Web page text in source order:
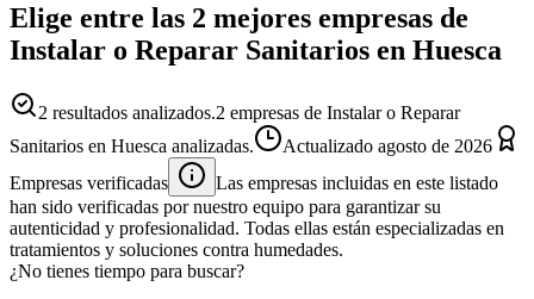
Elige entre las 2 mejores empresas de
Instalar o Reparar Sanitarios en Huesca
2 resultados analizados.2 empresas de Instalar o Reparar
Sanitarios en Huesca analizadas.
Actualizado agosto de 2026
Empresas verificadas
Las empresas incluidas en este listado
han sido verificadas por nuestro equipo para garantizar su
autenticidad y profesionalidad. Todas ellas están especializadas en
tratamientos y soluciones contra humedades.
¿No tienes tiempo para buscar?